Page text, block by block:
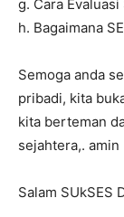
g. Cara
h. Bagaimana
Semoga anda
pribadi, kita
kita berteman
sejahtera,. amin
Salam SUkSES